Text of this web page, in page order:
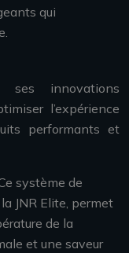
qui
ses innovations
l’expérience
performants et
système de
JNR Elite, permet
de la
et une saveur